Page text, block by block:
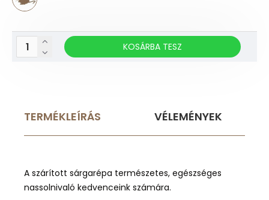
KOSÁRBA TESZ
TERMÉKLEÍRÁS VÉLEMÉNYEK
A szárított sárgarépa természetes, egészséges
nassolnivaló kedvenceink számára.